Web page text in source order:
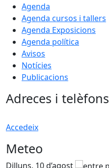
Agenda
Agenda cursos i tallers
Agenda Exposicions
Agenda política
Avisos
Notícies
Publicacions
Adreces i telèfons
Accedeix
Meteo
Dilluns, 10 d’agost